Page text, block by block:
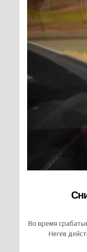
Во время
Негев